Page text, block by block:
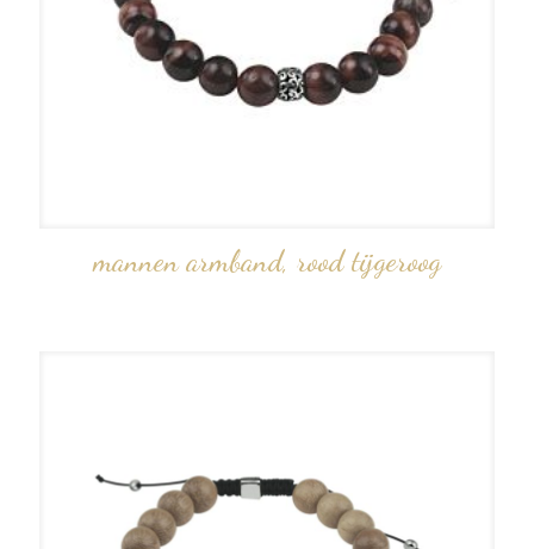
mannen armband, rood tijgeroog